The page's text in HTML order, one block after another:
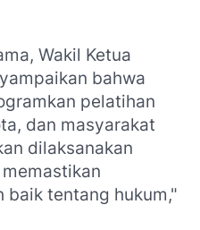
Wakil Ketua
bahwa
pelatihan
dan masyarakat
dilaksanakan
baik tentang hukum,"